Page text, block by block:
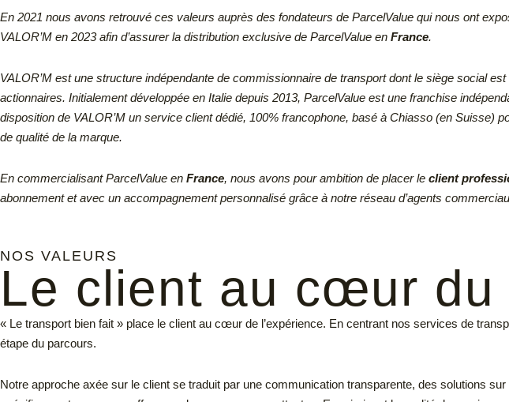
En 2021 nous avons retrouvé ces valeurs auprès des fondateurs de ParcelValue qui nous ont
VALOR’M en 2023 afin d’assurer la distribution exclusive de ParcelValue en France.
VALOR’M est une structure indépendante de commissionnaire de transport dont le siège social
actionnaires. Initialement développée en Italie depuis 2013, ParcelValue est une franchise
disposition de VALOR’M un service client dédié, 100% francophone, basé à Chiasso (en
de qualité de la marque.
En commercialisant ParcelValue en France, nous avons pour ambition de placer le client
abonnement et avec un accompagnement personnalisé grâce à notre réseau d’agents
NOS VALEURS
Le client au cœur du
« Le transport bien fait » place le client au cœur de l’expérience. En centrant nos services de
étape du parcours.
Notre approche axée sur le client se traduit par une communication transparente, des solutions